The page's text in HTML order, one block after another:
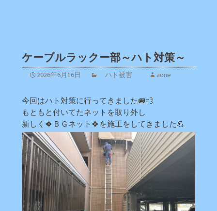
ケーブルラックー部～ハト対策～
2026年6月16日 ハト被害 aone
今回はハト対策に行ってきました🚐💨
もともと付いてたネットを取り外し
新しく🍀ＢＧネット🍀を施工をしてきました💪